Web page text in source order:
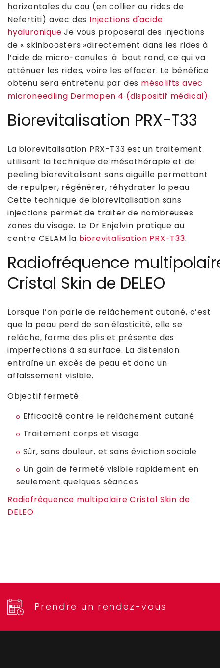
horizontales du cou (en collier ou rides de
Nefertiti) avec des Injections d'acide
hyaluronique Je vous proposerai des injections
de « skinboosters »directement dans les rides à
l’aide de micro-canules à bout rond, ce qui va
atténuer les rides, voire les effacer. Le bénéfice
obtenu sera entretenu par des mésolifts avec
microneedling Dermapen 4 (dispositif médical).
Biorevitalisation PRX-T33
La biorevitalisation PRX-T33 est un traitement
utilisant la technique de mésothérapie et de
peeling biorevitalisant sans aiguille permettant
de repulper, régénérer, réhydrater la peau
Cette technique de biorevitalisation sans
injections permet de traiter de nombreuses
zones du visage. Le Dr Enjelvin pratique au
centre CELAM la biorevitalisation PRX-T33.
Radiofréquence
Cristal Skin de DELEO
Lorsque l’on parle de relâchement cutané, c’est
que la peau perd de son élasticité, elle se
relâche, forme des plis et présente des
imperfections à sa surface. La distension
entraîne un excès de peau et donc un
affaissement visible.
Objectif fermeté :
Efficacité contre le relâchement cutané
Traitement corps et visage
Sûr, sans douleur, et sans éviction sociale
Un gain de fermeté visible rapidement en
seulement quelques séances
Radiofréquence multipolaire Cristal Skin de
DELEO
Prendre un rendez-vous